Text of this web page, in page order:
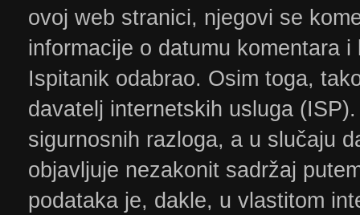
ovoj web stranici, njegovi se
informacije o datumu komentara
Ispitanik odabrao. Osim toga,
davatelj internetskih usluga
sigurnosnih razloga, a u slučaju
objavljuje nezakonit sadržaj
podataka je, dakle, u vlastitom